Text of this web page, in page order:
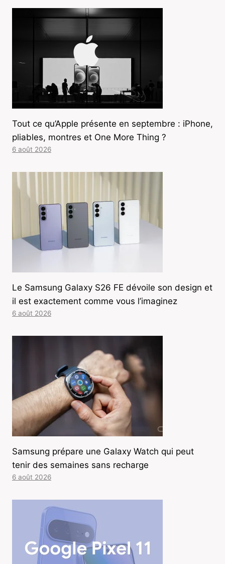
Tout ce qu’Apple présente en septembre : iPhone,
pliables, montres et One More Thing ?
6 août 2026
Le Samsung Galaxy S26 FE dévoile son design et
il est exactement comme vous l’imaginez
6 août 2026
Samsung prépare une Galaxy Watch qui peut
tenir des semaines sans recharge
6 août 2026